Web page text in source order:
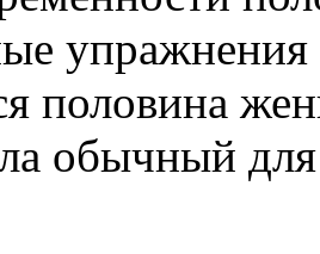
половина
обычный